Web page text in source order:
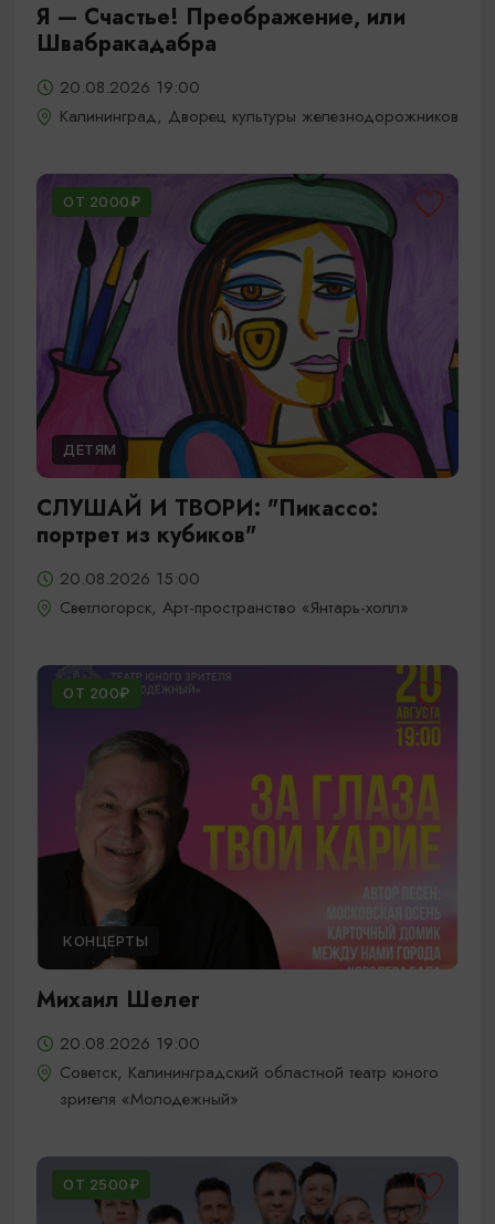
Я — Счастье! Преображение, или
Швабракадабра
20.08.2026 19:00
Калининград, Дворец культуры железнодорожников
ОТ 2000₽
ДЕТЯМ
СЛУШАЙ И ТВОРИ: "Пикассо:
портрет из кубиков"
20.08.2026 15:00
Светлогорск, Арт-пространство «Янтарь-холл»
ОТ 200₽
КОНЦЕРТЫ
Михаил Шелег
20.08.2026 19:00
Советск, Калининградский областной театр юного
зрителя «Молодежный»
ОТ 2500₽